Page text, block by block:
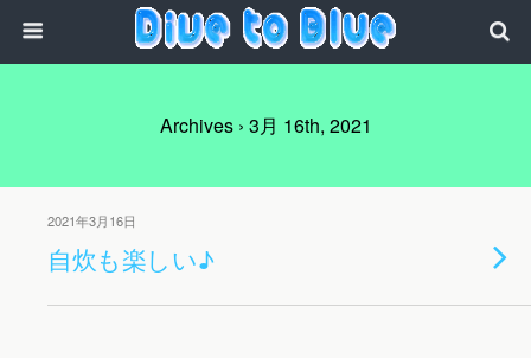
Archives › 3月 16th, 2021
2021年3月16日
自炊も楽しい♪